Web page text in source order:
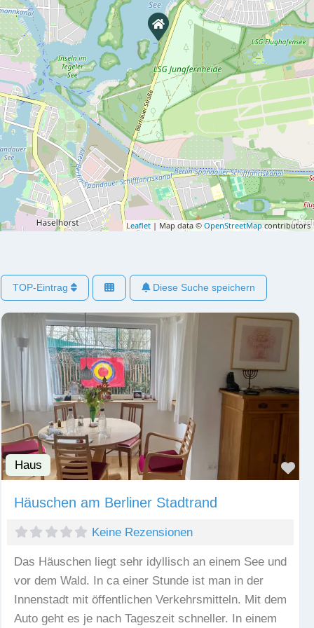
Leaflet | Map data © OpenStreetMapcontributors
TOP-Eintrag Diese Suche speichern
Haus
Häuschen am Berliner Stadtrand
Keine Rezensionen
Das Häuschen liegt sehr idyllisch an einem See und
vor dem Wald. In ca einer Stunde ist man in der
Innenstadt mit öffentlichen Verkehrsmitteln. Mit dem
Auto geht es je nach Tageszeit schneller. In einem